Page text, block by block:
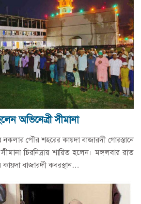
অভিনেত্রী সীমানা
পৌর শহরের কায়দা বাজারদী গোরস্তানে
চিরনিদ্রায় শায়িত হলেন। মঙ্গলবার রাত
বাজারদী কবরস্থান…